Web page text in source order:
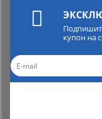
купон на